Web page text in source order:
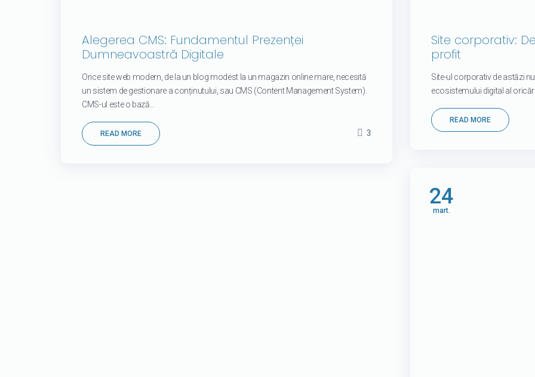
Alegerea CMS: Fundamentul Prezenței
Dumneavoastră Digitale
Orice site web modern, de la un blog modest la un magazin online mare, necesită
un sistem de gestionare a conținutului, sau CMS (Content Management System).
CMS-ul este o bază...
READ MORE 3
Site corporativ:
profit
Site-ul corporativ de astăzi
ecosistemului digital al
READ MORE
24
mart.